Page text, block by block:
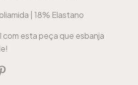
| 18% Elastano
com esta peça que esbanja